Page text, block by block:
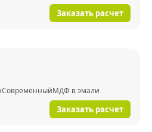
Заказать расчет
СовременныйМДФ в эмали
Заказать расчет